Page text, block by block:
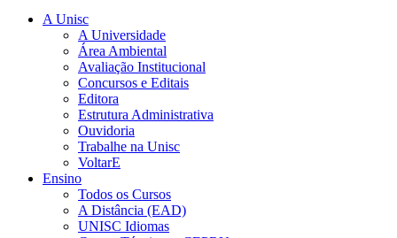
A Unisc
A Universidade
Área Ambiental
Avaliação Institucional
Concursos e Editais
Editora
Estrutura Administrativa
Ouvidoria
Trabalhe na Unisc
VoltarE
Ensino
Todos os Cursos
A Distância (EAD)
UNISC Idiomas